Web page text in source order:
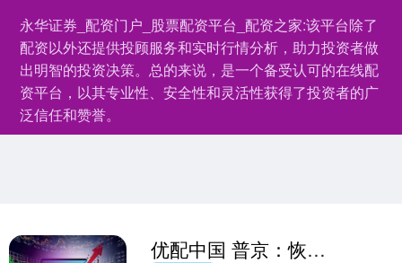
永华证券_配资门户_股票配资平台_配资之家:该平台除了
配资以外还提供投顾服务和实时行情分析，助力投资者做
出明智的投资决策。总的来说，是一个备受认可的在线配
资平台，以其专业性、安全性和灵活性获得了投资者的广
泛信任和赞誉。
优配中国 普京：恢复与美国的全面关系符合俄罗斯国家利益